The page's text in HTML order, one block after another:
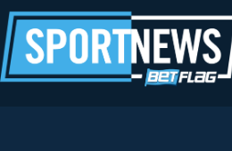
al
contenuto